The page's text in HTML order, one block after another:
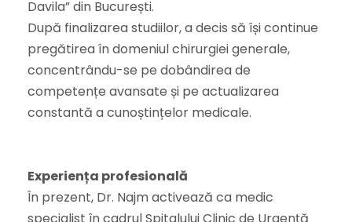
Davila” din București.
După finalizarea studiilor, a decis să își continue
pregătirea în domeniul chirurgiei generale,
concentrându-se pe dobândirea de
competențe avansate și pe actualizarea
constantă a cunoștințelor medicale.
Experiența profesională
În prezent, Dr. Najm activează ca medic
specialist în cadrulSpitalului Clinic de Urgență